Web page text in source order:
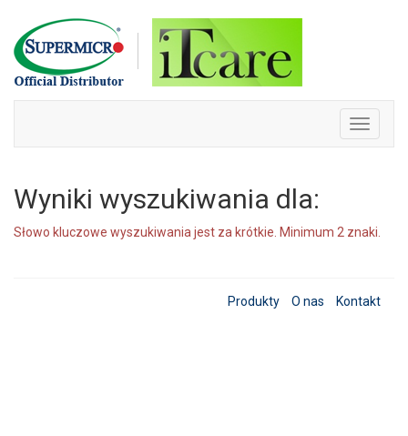
Skip
to
content
Toggle
Wyniki wyszukiwania dla:
Słowo kluczowe wyszukiwania jest za krótkie. Minimum 2 znaki.
Produkty O nas Kontakt